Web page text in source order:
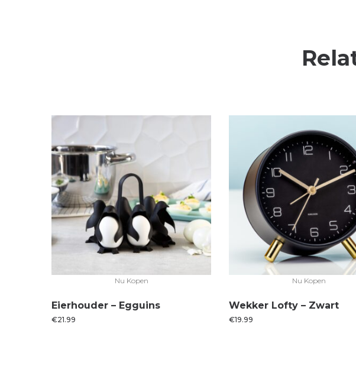
Nu Kopen
Eierhouder – Egguins
€21.99
Nu Kopen
Wekker Lofty – Zwart
€19.99